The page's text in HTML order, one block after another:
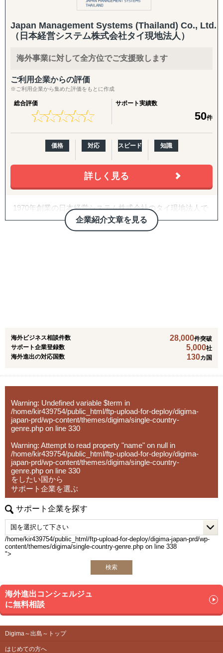
※その他の新興国・地域についてもご相談いただけます。
ASEAN市場でのビジネス成功を目指す企業の強力なパート
株式会社Visalと共に、ASEAN市場で新たな未来を切り拓
きましょう。
ールをハブにして海外進出する日系企業様のシンガポール
をハブにして事業展開をサポートすることができます。
査まで一気通貫して提出が可能です。
Japan Management Systems (Thailand) Co.,
（日本経営システム株式会社タイ現地法人）
海外事業に対して全方位でご支援致します
ご利用企業からの評価
※ご利用企業から集めた評価をもとに作成
総合評価
★★★★★
★★★★★
サポート実績数
50件
価格 対応 スピード 知識
詳しく見る
企業紹介文章を見る
1970年創業の日本経営システム株式会社のタイ現地法人で
す。
タイ・ASEANを中心に、幅広い領域での経営コンサルティ
海外ビジネス相談件数 28,000件突破
サポート企業登録数
5,000社
海外進出の対応国数
130カ国
Warning: Undefined variable $term in
/home/kir439754/public_html/ftp-upload-for-deploy/digima-
japan-prd/wp-content/themes/digima/single-country-
genre.php on line 330
Warning: Attempt to read property "name" on null in
/home/kir439754/public_html/ftp-upload-for-deploy/digima-
japan-prd/wp-content/themes/digima/single-country-
genre.php on line 330
をしたい国から
サポート企業を選ぶ
サポート企業を探す
/home/kir439754/public_html/ftp-upload-for-deploy/digima-japan-prd/wp-
content/themes/digima/single-country-genre.php on line 338
">
検索
海外進出コンシェルジュ
に無料相談
Digima～出島～トップ
はじめての方へ